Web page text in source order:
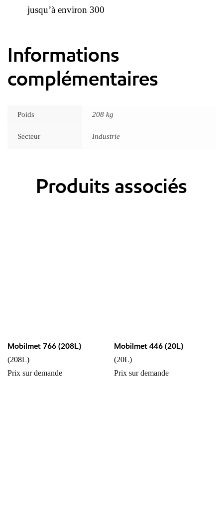
jusqu’à environ 300
Informations
complémentaires
Poids 208 kg
Secteur Industrie
Produits associés
Mobilmet 766 (208L)
(208L)
Prix sur demande
Mobilmet 446 (20L)
(20L)
Prix sur demande